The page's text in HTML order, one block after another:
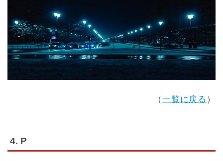
（一覧に戻る ）
4. P